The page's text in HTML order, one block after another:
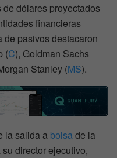
dólares proyectados
financieras
de pasivos destacaron
(C), Goldman Sachs
Stanley (MS).
la salida a bolsade la
director ejecutivo,